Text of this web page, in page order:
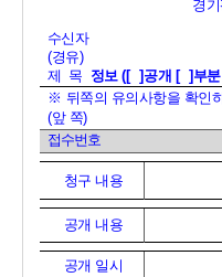
경
수신자
(경유)
제  목 정보 ([  ] 공개 [  ] 부
※ 뒤쪽의 유의사항을 확인
(앞 쪽)
접수번호
청구 내용
공개 내용
공개 일시